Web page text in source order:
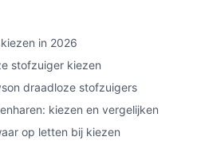
nodig hebt, kies
of er optionele
in 2026
stofzuiger kiezen
draadloze stofzuigers
kiezen en vergelijken
op letten bij kiezen